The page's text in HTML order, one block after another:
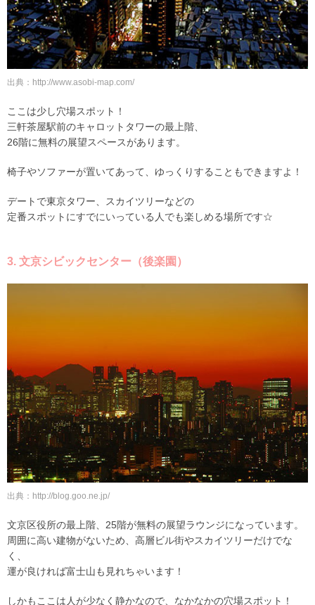
出典：http://www.asobi-map.com/
ここは少し穴場スポット！
三軒茶屋駅前のキャロットタワーの最上階、
26階に無料の展望スペースがあります。
椅子やソファーが置いてあって、ゆっくりすることもできますよ！
デートで東京タワー、スカイツリーなどの
定番スポットにすでにいっている人でも楽しめる場所です☆
3. 文京シビックセンター（後楽園）
出典：http://blog.goo.ne.jp/
文京区役所の最上階、25階が無料の展望ラウンジになっています。
周囲に高い建物がないため、高層ビル街やスカイツリーだけでな
く、
運が良ければ富士山も見れちゃいます！
しかもここは人が少なく静かなので、なかなかの穴場スポット！